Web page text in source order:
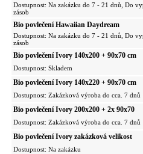
Dostupnost: Na zakázku do 7 - 21 dnů, Do
zásob
Bio povlečení Hawaiian Daydream
Dostupnost: Na zakázku do 7 - 21 dnů, Do
zásob
Bio povlečení Ivory 140x200 + 90x70 cm
Dostupnost: Skladem
Bio povlečení Ivory 140x220 + 90x70 cm
Dostupnost: Zakázková výroba do cca. 7 dnů
Bio povlečení Ivory 200x200 + 2x 90x70
Dostupnost: Zakázková výroba do cca. 7 dnů
Bio povlečení Ivory zakázková velikost
Dostupnost: Na zakázku